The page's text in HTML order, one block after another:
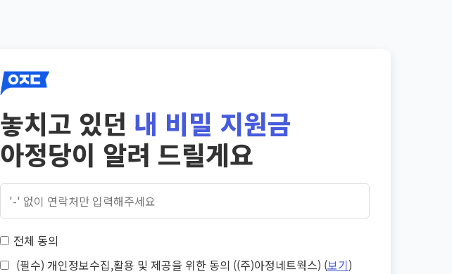
놓치고 있던 내 비밀 지원금
아정당이 알려 드릴게요
전체 동의
(필수) 개인정보수집,활용 및 제공을 위한 동의 ((주)아정네트웍스) (보기)